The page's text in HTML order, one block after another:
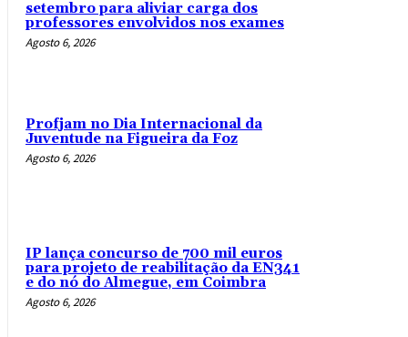
setembro para aliviar carga dos
professores envolvidos nos exames
Agosto 6, 2026
Profjam no Dia Internacional da
Juventude na Figueira da Foz
Agosto 6, 2026
IP lança concurso de 700 mil euros
para projeto de reabilitação da EN341
e do nó do Almegue, em Coimbra
Agosto 6, 2026